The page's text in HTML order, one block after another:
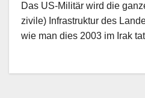
Das US-Militär wird die
zivile) Infrastruktur des
wie man dies 2003 im Irak